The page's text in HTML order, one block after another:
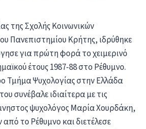
της Σχολής Κοινωνικών
Πανεπιστημίου Κρήτης, ιδρύθηκε
για πρώτη φορά το χειμερινό
έτους 1987-88 στο Ρέθυμνο.
Τμήμα Ψυχολογίας στην Ελλάδα
συνέβαλε ιδιαίτερα με τις
ψυχολόγος Μαρία Χουρδάκη,
το Ρέθυμνο και διετέλεσε